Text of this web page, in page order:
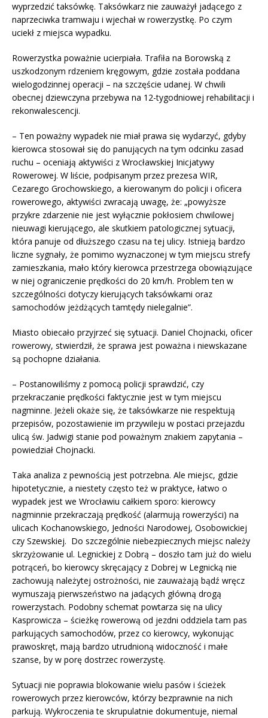
wyprzedzić taksówkę. Taksówkarz nie zauważył jadącego z
naprzeciwka tramwaju i wjechał w rowerzystkę. Po czym
uciekł z miejsca wypadku.
Rowerzystka poważnie ucierpiała. Trafiła na Borowską z
uszkodzonym rdzeniem kręgowym, gdzie została poddana
wielogodzinnej operacji – na szczęście udanej. W chwili
obecnej dziewczyna przebywa na 12-tygodniowej rehabilitacji i
rekonwalescencji.
– Ten poważny wypadek nie miał prawa się wydarzyć, gdyby
kierowca stosował się do panujących na tym odcinku zasad
ruchu – oceniają aktywiści z Wrocławskiej Inicjatywy
Rowerowej. W liście, podpisanym przez prezesa WIR,
Cezarego Grochowskiego, a kierowanym do policji i oficera
rowerowego, aktywiści zwracają uwagę, że: „powyższe
przykre zdarzenie nie jest wyłącznie pokłosiem chwilowej
nieuwagi kierującego, ale skutkiem patologicznej sytuacji,
która panuje od dłuższego czasu na tej ulicy. Istnieją bardzo
liczne sygnały, że pomimo wyznaczonej w tym miejscu strefy
zamieszkania, mało który kierowca przestrzega obowiązujące
w niej ograniczenie prędkości do 20 km/h. Problem ten w
szczególności dotyczy kierujących taksówkami oraz
samochodów jeżdżących tamtędy nielegalnie”.
Miasto obiecało przyjrzeć się sytuacji. Daniel Chojnacki, oficer
rowerowy, stwierdził, że sprawa jest poważna i niewskazane
są pochopne działania.
– Postanowiliśmy z pomocą policji sprawdzić, czy
przekraczanie prędkości faktycznie jest w tym miejscu
nagminne. Jeżeli okaże się, że taksówkarze nie respektują
przepisów, pozostawienie im przywileju w postaci przejazdu
ulicą św. Jadwigi stanie pod poważnym znakiem zapytania –
powiedział Chojnacki.
Taka analiza z pewnością jest potrzebna. Ale miejsc, gdzie
hipotetycznie, a niestety często też w praktyce, łatwo o
wypadek jest we Wrocławiu całkiem sporo: kierowcy
nagminnie przekraczają prędkość (alarmują rowerzyści) na
ulicach Kochanowskiego, Jedności Narodowej, Osobowickiej
czy Szewskiej. Do szczególnie niebezpiecznych miejsc należy
skrzyżowanie ul. Legnickiej z Dobrą – doszło tam już do wielu
potrąceń, bo kierowcy skręcający z Dobrej w Legnicką nie
zachowują należytej ostrożności, nie zauważają bądź wręcz
wymuszają pierwszeństwo na jadących główną drogą
rowerzystach. Podobny schemat powtarza się na ulicy
Kasprowicza – ścieżkę rowerową od jezdni oddziela tam pas
parkujących samochodów, przez co kierowcy, wykonując
prawoskręt, mają bardzo utrudnioną widoczność i małe
szanse, by w porę dostrzec rowerzystę.
Sytuacji nie poprawia blokowanie wielu pasów i ścieżek
rowerowych przez kierowców, którzy bezprawnie na nich
parkują. Wykroczenia te skrupulatnie dokumentuje, niemal